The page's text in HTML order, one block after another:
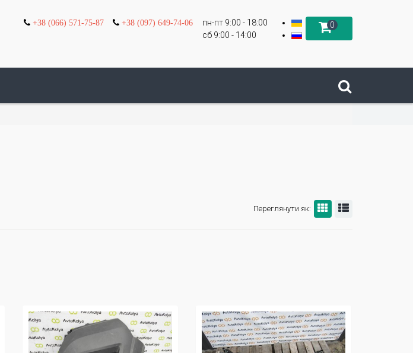
+38 (066) 571-75-87 +38 (097) 649-74-06
пн-пт 9:00 - 18:00
сб 9:00 - 14:00
0
Переглянути як: